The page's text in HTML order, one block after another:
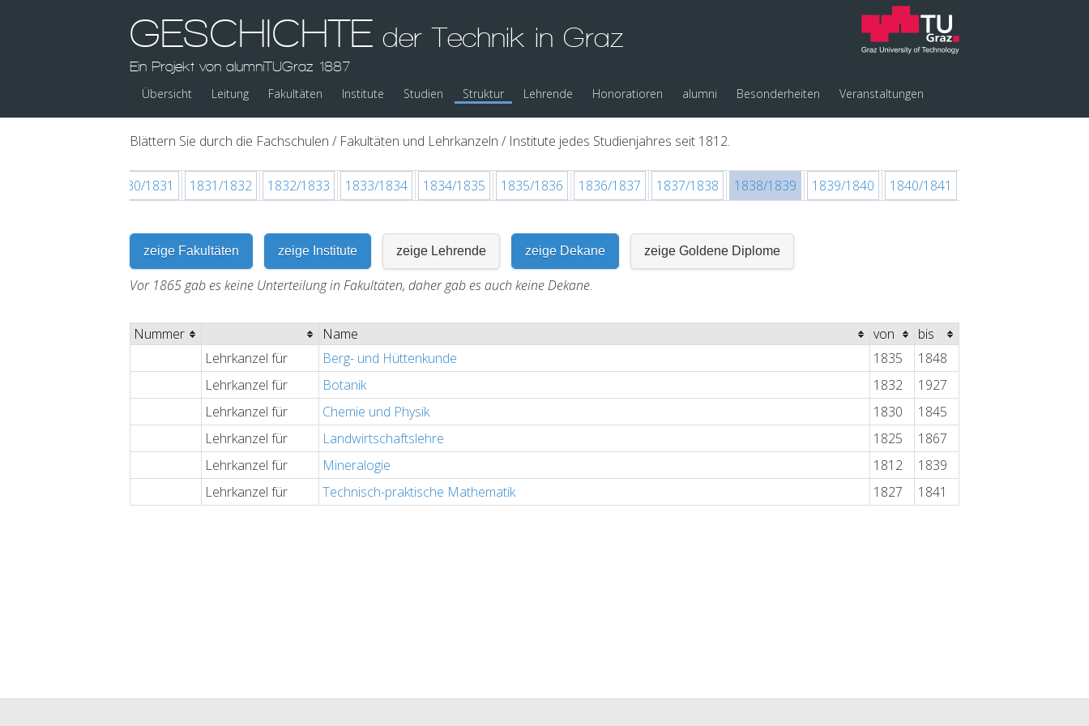
GESCHICHTE der Technik in Graz
Ein Projekt von alumniTUGraz 1887
Übersicht Leitung Fakultäten Institute Studien Struktur Lehrende Honoratioren alumni Besonderheiten Veranstaltungen
Blättern Sie durch die Fachschulen / Fakultäten und Lehrkanzeln / Institute jedes Studienjahres seit 1812.
1830/1831 1831/1832 1832/1833 1833/1834 1834/1835 1835/1836 1836/1837 1837/1838 1838/1839 1839/1840 1840/1841
zeige Fakultäten zeige Institute zeige Lehrende zeige Dekane zeige Goldene Diplome
Vor 1865 gab es keine Unterteilung in Fakultäten, daher gab es auch keine Dekane.
Nummer Name von
bis
Lehrkanzel für
Berg- und Hüttenkunde 1835
1848
Lehrkanzel für
Botanik 1832
1927
Lehrkanzel für
Chemie und Physik 1830
1845
Lehrkanzel für
Landwirtschaftslehre 1825
1867
Lehrkanzel für
Mineralogie 1812
1839
Lehrkanzel für
Technisch-praktische Mathematik 1827 1841